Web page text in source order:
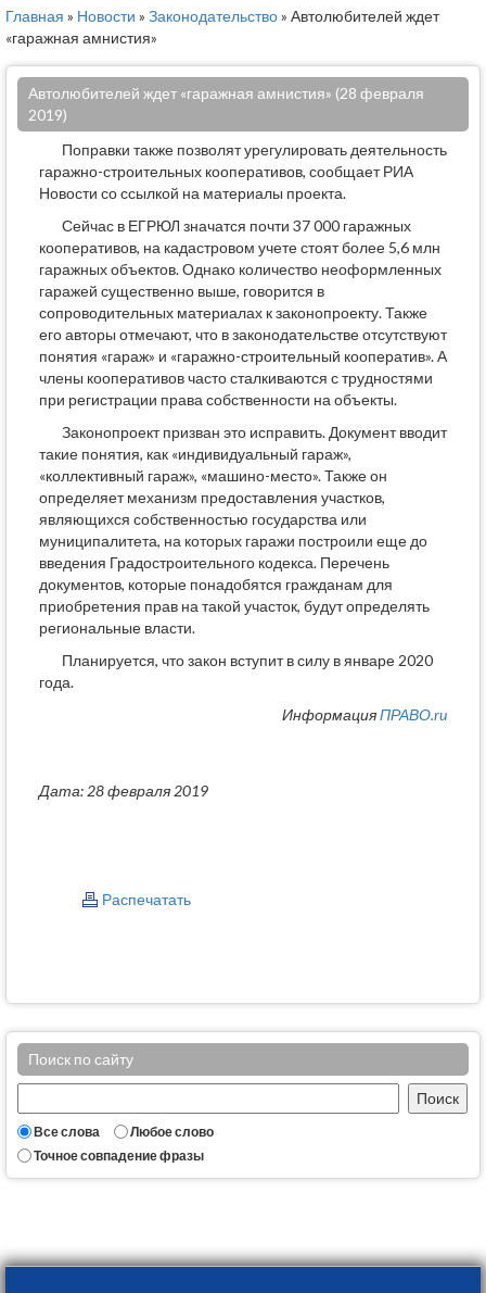
Главная » Новости » Законодательство» Автолюбителей ждет
«гаражная амнистия»
Автолюбителей ждет «гаражная амнистия» (28 февраля
2019)
Поправки также позволят урегулировать деятельность
гаражно-строительных кооперативов, сообщает РИА
Новости со ссылкой на материалы проекта.
Сейчас в ЕГРЮЛ значатся почти 37 000 гаражных
кооперативов, на кадастровом учете стоят более 5,6 млн
гаражных объектов. Однако количество неоформленных
гаражей существенно выше, говорится в
сопроводительных материалах к законопроекту. Также
его авторы отмечают, что в законодательстве отсутствуют
понятия «гараж» и «гаражно-строительный кооператив». А
члены кооперативов часто сталкиваются с трудностями
при регистрации права собственности на объекты.
Законопроект призван это исправить. Документ вводит
такие понятия, как «индивидуальный гараж»,
«коллективный гараж», «машино-место». Также он
определяет механизм предоставления участков,
являющихся собственностью государства или
муниципалитета, на которых гаражи построили еще до
введения Градостроительного кодекса. Перечень
документов, которые понадобятся гражданам для
приобретения прав на такой участок, будут определять
региональные власти.
Планируется, что закон вступит в силу в январе 2020
года.
ИнформацияПРАВО.ru
Дата: 28 февраля 2019
Распечатать
Поиск по сайту
Все слова
Любое слово
Точное совпадение фразы